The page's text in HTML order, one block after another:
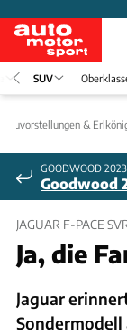
SUV
Neuvorstellungen &
GOODWOOD 2023
Goodwood
JAGUAR F-PACE
Ja, die
Jaguar